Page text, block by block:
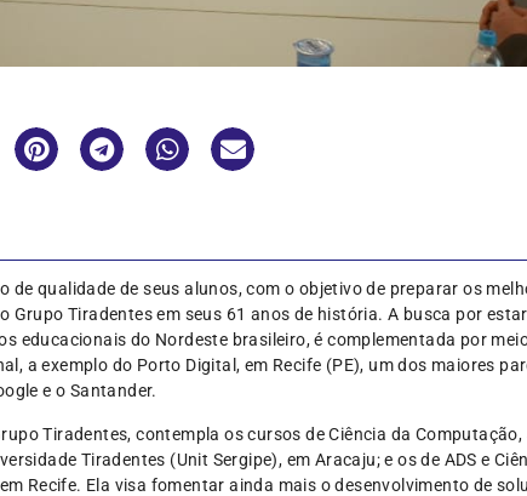
de qualidade de seus alunos, com o objetivo de preparar os
Grupo Tiradentes em seus 61 anos de história. A busca por
educacionais do Nordeste brasileiro, é complementada por
a exemplo do Porto Digital, em Recife (PE), um dos maiores
e o Santander.
Tiradentes, contempla os cursos de Ciência da
Tiradentes (Unit Sergipe), em Aracaju; e os de ADS e
Recife. Ela visa fomentar ainda mais o desenvolvimento de